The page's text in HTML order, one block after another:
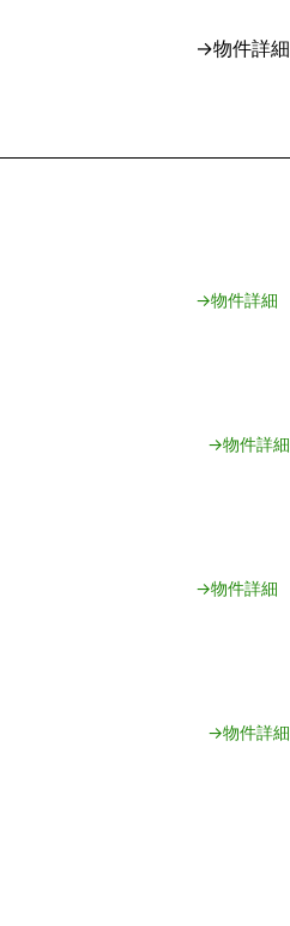
→物件詳細
→物件詳細
→物件詳細
→物件詳細
→物件詳細